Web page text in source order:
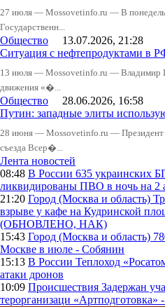
27 июля — Mossovetinfo.ru — В
Государственн...
Общество 13.07.2026, 21:28
Ситуация с нефтепродуктами в
13 июля — Mossovetinfo.ru — Владимир
движения «�...
Общество 28.06.2026, 16:58
Путин: западные элиты
28 июня — Mossovetinfo.ru — Президент
съезда Всер�...
Лента новостей
08:48 В России 635 украинских
ликвидированы ПВО в ночь на 2
21:20 Город (Москва и область)
взрыве у кафе на Кудринской
(ОБНОВЛЕНО, НАК)
15:43 Город (Москва и область)
Москве в июле - Собянин
15:13 В России Теплоход
атаки дронов
10:09 Происшествия Задержан
терорганизаци